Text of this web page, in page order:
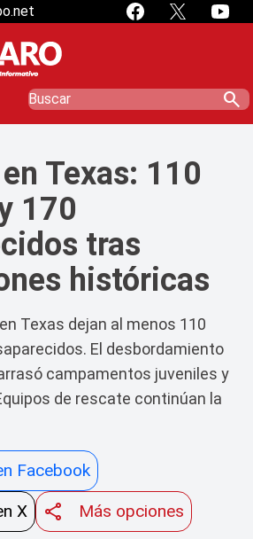
search
Texas: 110
170
tras
históricas
Texas dejan al menos 110
El desbordamiento
campamentos juveniles y
de rescate continúan la
Facebook
X
Más opciones